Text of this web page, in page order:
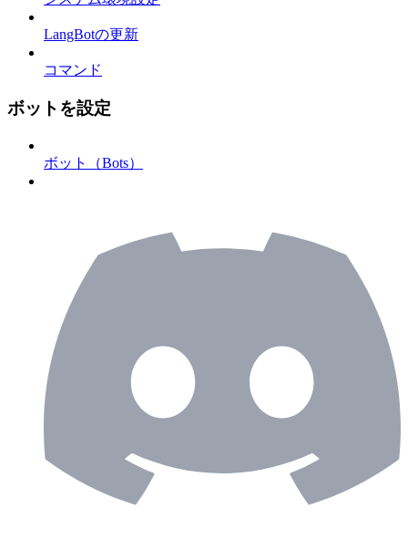
LangBotの更新
コマンド
ボットを設定
ボット（Bots）